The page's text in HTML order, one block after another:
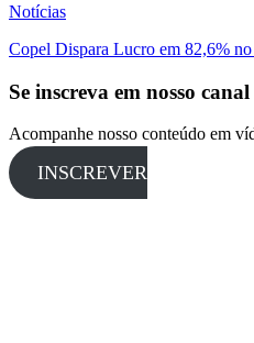
Notícias
Copel Dispara Lucro em 82,6%
Se inscreva em nosso
Acompanhe nosso conteúdo em
INSCREVER